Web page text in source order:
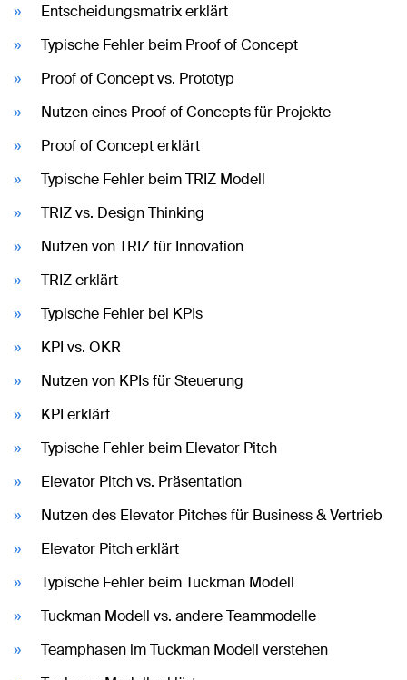
Entscheidungsmatrix erklärt
Typische Fehler beim Proof of Concept
Proof of Concept vs. Prototyp
Nutzen eines Proof of Concepts für Projekte
Proof of Concept erklärt
Typische Fehler beim TRIZ Modell
TRIZ vs. Design Thinking
Nutzen von TRIZ für Innovation
TRIZ erklärt
Typische Fehler bei KPIs
KPI vs. OKR
Nutzen von KPIs für Steuerung
KPI erklärt
Typische Fehler beim Elevator Pitch
Elevator Pitch vs. Präsentation
Nutzen des Elevator Pitches für Business & Vertrieb
Elevator Pitch erklärt
Typische Fehler beim Tuckman Modell
Tuckman Modell vs. andere Teammodelle
Teamphasen im Tuckman Modell verstehen